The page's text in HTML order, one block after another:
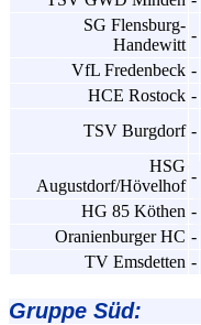
SG Flensburg-
Handewitt
-
VfL Fredenbeck -
HCE Rostock -
TSV Burgdorf -
HSG
Augustdorf/Hövelhof
-
HG 85 Köthen -
Oranienburger HC -
TV Emsdetten -
Gruppe Süd: